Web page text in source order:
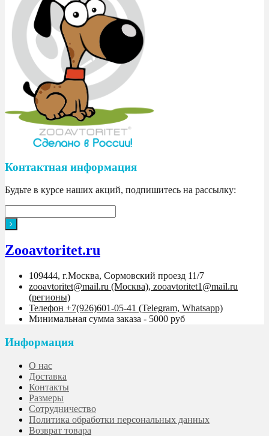
Контактная информация
Будьте в курсе наших акций, подпишитесь на рассылку:
Zooavtoritet.ru
109444, г.Москва, Сормовский проезд 11/7
zooavtoritet@mail.ru (Москва), zooavtoritet1@mail.ru
(регионы)
Телефон +7(926)601-05-41 (Telegram, Whatsapp)
Минимальная сумма заказа - 5000 руб
Информация
О нас
Доставка
Контакты
Размеры
Сотрудничество
Политика обработки персональных данных
Возврат товара